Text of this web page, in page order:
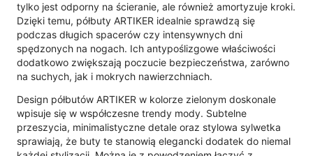
tylko jest odporny na ścieranie, ale również amortyzuje kroki.
Dzięki temu, półbuty ARTIKER idealnie sprawdzą się
podczas długich spacerów czy intensywnych dni
spędzonych na nogach. Ich antypoślizgowe właściwości
dodatkowo zwiększają poczucie bezpieczeństwa, zarówno
na suchych, jak i mokrych nawierzchniach.
Design półbutów ARTIKER w kolorze zielonym doskonale
wpisuje się w współczesne trendy mody. Subtelne
przeszycia, minimalistyczne detale oraz stylowa sylwetka
sprawiają, że buty te stanowią elegancki dodatek do niemal